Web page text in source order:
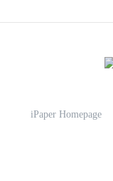
iPaper Homepage